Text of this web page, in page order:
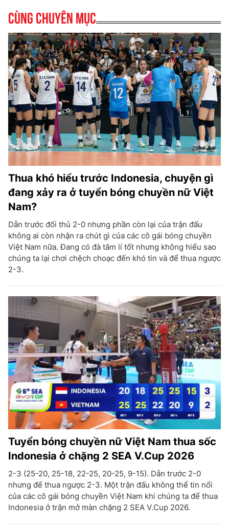
Cùng chuyên mục
Thua khó hiểu trước Indonesia, chuyện gì
đang xảy ra ở tuyển bóng chuyền nữ Việt
Nam?
Dẫn trước đối thủ 2-0 nhưng phần còn lại của trận đấu
không ai còn nhận ra chút gì của các cô gái bóng chuyền
Việt Nam nữa. Đang có đà tâm lí tốt nhưng không hiểu sao
chúng ta lại chơi chệch choạc đến khó tin và để thua ngược
2-3.
Tuyển bóng chuyền nữ Việt Nam thua sốc
Indonesia ở chặng 2 SEA V.Cup 2026
2-3 (25-20, 25-18, 22-25, 20-25, 9-15). Dẫn trước 2-0
nhưng để thua ngược 2-3. Một trận đấu không thể tin nổi
của các cô gái bóng chuyền Việt Nam khi chúng ta để thua
Indonesia ở trận mở màn chặng 2 SEA V.Cup 2026.